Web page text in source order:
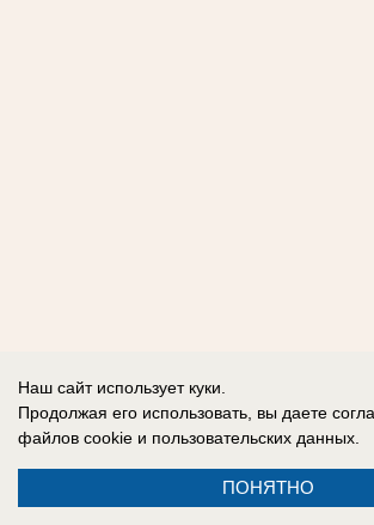
Наш сайт использует куки.
Продолжая его использовать, вы даете
файлов cookie и пользовательских данных.
ПОНЯТНО